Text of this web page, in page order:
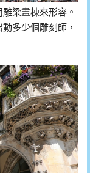
梁畫棟來形容。
多少個雕刻師，